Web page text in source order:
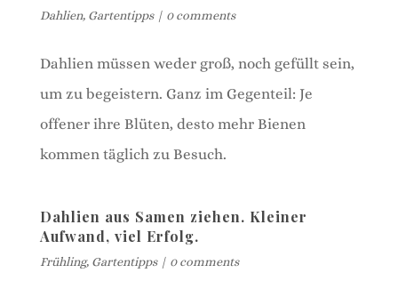
Dahlien, Gartentipps| 0 comments
Dahlien müssen weder groß, noch gefüllt sein,
um zu begeistern. Ganz im Gegenteil: Je
offener ihre Blüten, desto mehr Bienen
kommen täglich zu Besuch.
Dahlien aus Samen ziehen. Kleiner
Aufwand, viel Erfolg.
Frühling, Gartentipps| 0 comments